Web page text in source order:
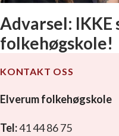
Advarsel: IKKE
folkehøgskole!
KONTAKT OSS
Elverum folkehøgskole
Tel:41 44 86 75